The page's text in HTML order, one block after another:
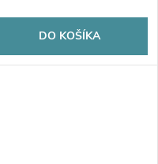
DO KOŠÍKA